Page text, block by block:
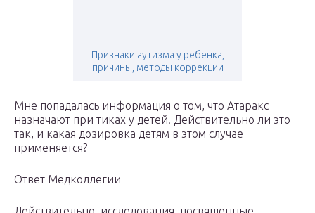
Признаки аутизма у ребенка,
причины, методы коррекции
Мне попадалась информация о том, что Атаракс
назначают при тиках у детей. Действительно ли это
так, и какая дозировка детям в этом случае
применяется?
Ответ Медколлегии